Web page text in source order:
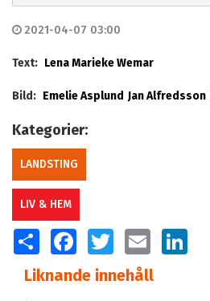
2021-04-07 03:00
Text: Lena Marieke Wemar
Bild: Emelie Asplund Jan Alfredsson
Kategorier:
LANDSTING
LIV & HEM
SHARE FACEBOOKTWITTER EMAIL
Liknande innehåll